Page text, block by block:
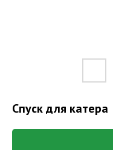
Спуск для катера